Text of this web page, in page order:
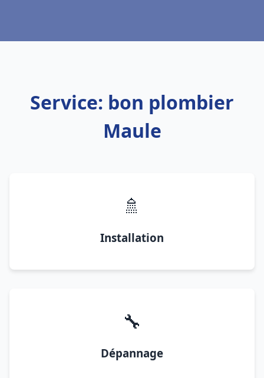
Service: bon plombier
Maule
🚿
Installation
🔧
Dépannage